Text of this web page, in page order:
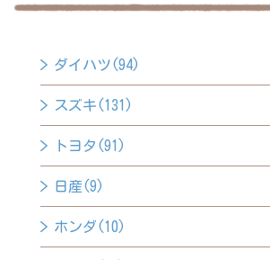
ダイハツ(94)
スズキ(131)
トヨタ(91)
日産(9)
ホンダ(10)